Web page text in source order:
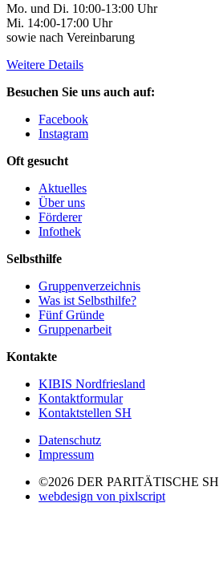
Mo. und Di. 10:00-13:00 Uhr
Mi. 14:00-17:00 Uhr
sowie nach Vereinbarung
Weitere Details
Besuchen Sie uns auch auf:
Facebook
Instagram
Oft gesucht
Aktuelles
Über uns
Förderer
Infothek
Selbsthilfe
Gruppenverzeichnis
Was ist Selbsthilfe?
Fünf Gründe
Gruppenarbeit
Kontakte
KIBIS Nordfriesland
Kontaktformular
Kontaktstellen SH
Datenschutz
Impressum
©2026 DER PARITÄTISCHE SH
webdesign von pixlscript